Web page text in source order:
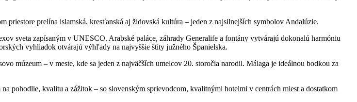
prelína islamská, kresťanská aj židovská kultúra – jeden z najsilnejších symbolov Andalúzie.
sveta zapísaným v UNESCO. Arabské paláce, záhrady Generalife a fontány vytvárajú dokonalú harmóniu
vyhliadok otvárajú výhľady na najvyššie štíty južného Španielska.
múzeum – v meste, kde sa jeden z najväčších umelcov 20. storočia narodil. Málaga je ideálnou bodkou za
pohodlie, kvalitu a zážitok – so slovenským sprievodcom, kvalitnými hotelmi v centrách miest a dostatkom